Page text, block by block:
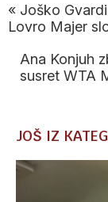
« Joško
Lovro Majer
Ana Konjuh
susret WTA
JOŠ IZ